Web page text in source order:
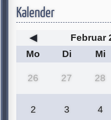
Kalender
◀
Februar
Mo
Di Mi
26 27 28
2 3 4